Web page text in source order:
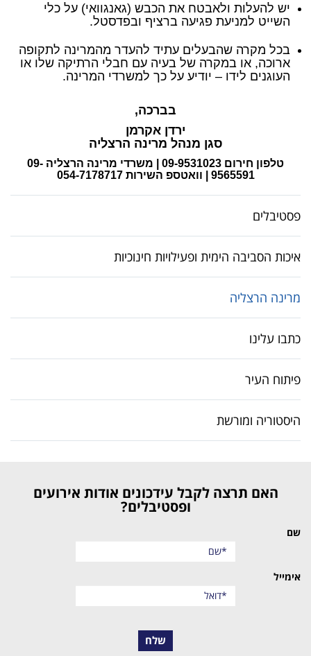
יש להעלות ולאבטח את הכבש (גאנגוואי) על כלי
השייט למניעת פגיעה ברציף ובפדסטל.
בכל מקרה שהבעלים עתיד להעדר מהמרינה לתקופה
ארוכה, או במקרה של בעיה עם חבלי הרתיקה שלו או
העוגנים לידו – יודיע על כך למשרדי המרינה.
בברכה,
ירדן אקרמן
סגן מנהל מרינה הרצליה
טלפון חירום 09-9531023 | משרדי מרינה הרצליה 09-
9565591 | וואטספ השירות 054-7178717
פסטיבלים
איכות הסביבה הימית ופעילויות חינוכיות
מרינה הרצליה
כתבו עלינו
פיתוח העיר
היסטוריה ומורשת
האם תרצה לקבל עידכונים אודות אירועים
ופסטיבלים?
שם
אימייל
שלח